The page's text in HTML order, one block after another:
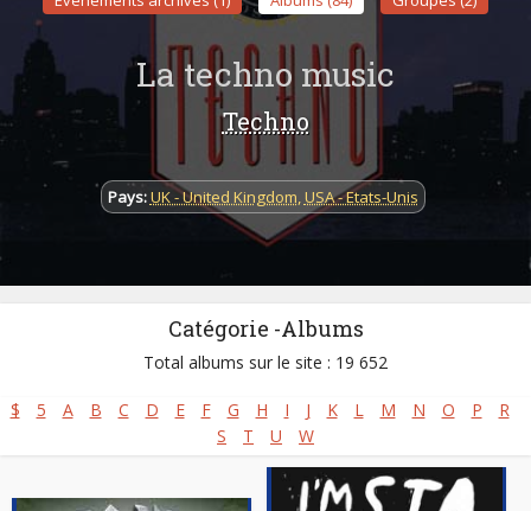
La techno music
Techno
Pays:UK - United Kingdom,USA - Etats-Unis
Catégorie -Albums
Total albums sur le site : 19 652
$ 5 A B C D E F G H I J K L M N O P
R
S
T U W